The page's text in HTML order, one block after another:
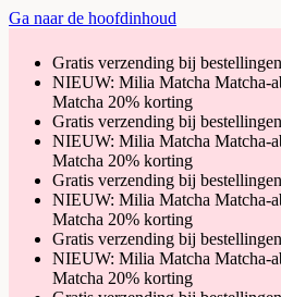
Ga naar de hoofdinhoud
Gratis verzending bij
NIEUW: Milia Matcha Matcha-
Matcha 20% korting
Gratis verzending bij
NIEUW: Milia Matcha Matcha-
Matcha 20% korting
Gratis verzending bij
NIEUW: Milia Matcha Matcha-
Matcha 20% korting
Gratis verzending bij
NIEUW: Milia Matcha Matcha-
Matcha 20% korting